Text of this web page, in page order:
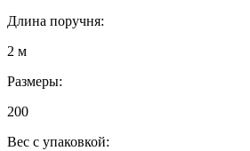
Длина поручня:
2 м
Размеры:
200
Вес с упаковкой: